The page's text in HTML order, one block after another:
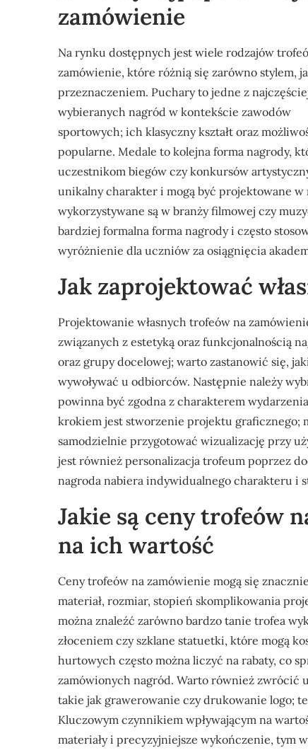
zamówienie
Na rynku dostępnych jest wiele rodzajów
zamówienie, które różnią się zarówno stylem,
przeznaczeniem. Puchary to jedne z
wybieranych nagród w kontekście zawodów
sportowych; ich klasyczny kształt oraz
popularne. Medale to kolejna forma nagrody,
uczestnikom biegów czy konkursów
unikalny charakter i mogą być projektowane
wykorzystywane są w branży filmowej czy
bardziej formalna forma nagrody i często
wyróżnienie dla uczniów za osiągnięcia
Jak zaprojektować
Projektowanie własnych trofeów na
związanych z estetyką oraz funkcjonalnością
oraz grupy docelowej; warto zastanowić się,
wywoływać u odbiorców. Następnie należy
powinna być zgodna z charakterem
krokiem jest stworzenie projektu graficznego;
samodzielnie przygotować wizualizację przy
jest również personalizacja trofeum poprzez
nagroda nabiera indywidualnego charakteru i
Jakie są ceny trofeów
na ich wartość
Ceny trofeów na zamówienie mogą się
materiał, rozmiar, stopień skomplikowania
można znaleźć zarówno bardzo tanie trofea
złoceniem czy szklane statuetki, które mogą
hurtowych często można liczyć na rabaty, co
zamówionych nagród. Warto również zwrócić
takie jak grawerowanie czy drukowanie logo;
Kluczowym czynnikiem wpływającym na
materiały i precyzyjniejsze wykończenie, tym